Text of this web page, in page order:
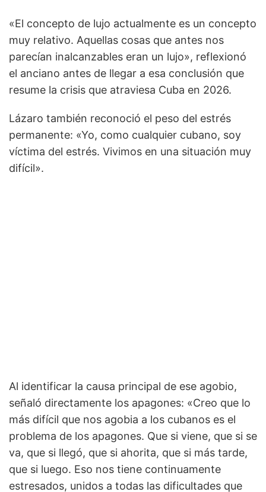
«El concepto de lujo actualmente es un concepto
muy relativo. Aquellas cosas que antes nos
parecían inalcanzables eran un lujo», reflexionó
el anciano antes de llegar a esa conclusión que
resume la crisis que atraviesa Cuba en 2026.
Lázaro también reconoció el peso del estrés
permanente: «Yo, como cualquier cubano, soy
víctima del estrés. Vivimos en una situación muy
difícil».
Al identificar la causa principal de ese agobio,
señaló directamente los apagones: «Creo que lo
más difícil que nos agobia a los cubanos es el
problema de los apagones. Que si viene, que si se
va, que si llegó, que si ahorita, que si más tarde,
que si luego. Eso nos tiene continuamente
estresados, unidos a todas las dificultades que